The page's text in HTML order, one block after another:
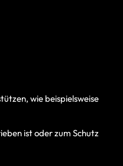
wie beispielsweise
ist oder zum Schutz